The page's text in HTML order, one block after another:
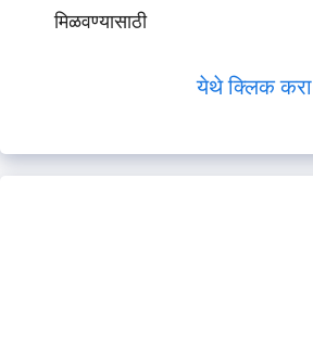
मिळवण्यासाठी
येथे क्लिक करा